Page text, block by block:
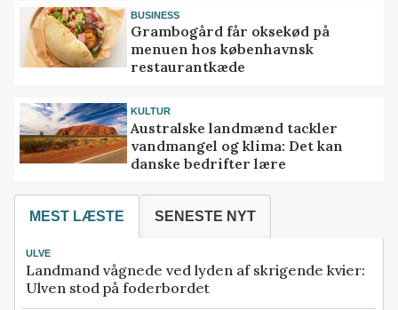
BUSINESS
Grambogård får oksekød på
menuen hos københavnsk
restaurantkæde
KULTUR
Australske landmænd tackler
vandmangel og klima: Det kan
danske bedrifter lære
MEST LÆSTE SENESTE NYT
ULVE
Landmand vågnede ved lyden af skrigende kvier:
Ulven stod på foderbordet